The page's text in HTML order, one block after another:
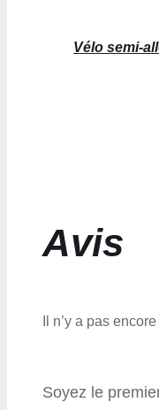
Vélo semi-
Avis
Il n’y a pas
Soyez le